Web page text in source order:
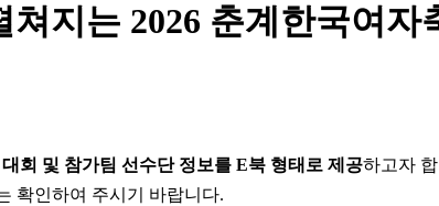
지는 2026 춘계한국여
대회 및 참가팀 선수단 정보를 E북 형태로 제공하고자
확인하여 주시기 바랍니다.